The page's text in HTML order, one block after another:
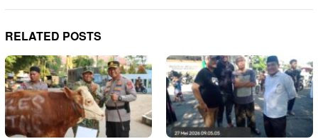
RELATED POSTS